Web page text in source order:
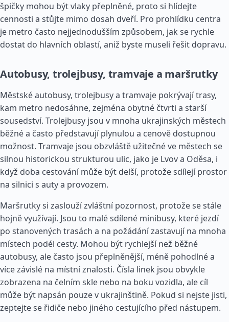
špičky mohou být vlaky přeplněné, proto si hlídejte
cennosti a stůjte mimo dosah dveří. Pro prohlídku centra
je metro často nejjednodušším způsobem, jak se rychle
dostat do hlavních oblastí, aniž byste museli řešit dopravu.
Autobusy, trolejbusy, tramvaje a maršrutky
Městské autobusy, trolejbusy a tramvaje pokrývají trasy,
kam metro nedosáhne, zejména obytné čtvrti a starší
sousedství. Trolejbusy jsou v mnoha ukrajinských městech
běžné a často představují plynulou a cenově dostupnou
možnost. Tramvaje jsou obzvláště užitečné ve městech se
silnou historickou strukturou ulic, jako je Lvov a Oděsa, i
když doba cestování může být delší, protože sdílejí prostor
na silnici s auty a provozem.
Maršrutky si zaslouží zvláštní pozornost, protože se stále
hojně využívají. Jsou to malé sdílené minibusy, které jezdí
po stanovených trasách a na požádání zastavují na mnoha
místech podél cesty. Mohou být rychlejší než běžné
autobusy, ale často jsou přeplněnější, méně pohodlné a
více závislé na místní znalosti. Čísla linek jsou obvykle
zobrazena na čelním skle nebo na boku vozidla, ale cíl
může být napsán pouze v ukrajinštině. Pokud si nejste jisti,
zeptejte se řidiče nebo jiného cestujícího před nástupem.